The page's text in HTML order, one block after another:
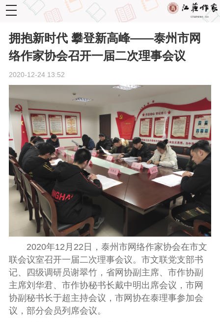
toggle
navigation
拥抱新时代 攀登新高峰——泰州市网
络作家协会召开一届二次理事会议
2020-12-24 13:52
2020年12 月 22 日，泰州市网络作家协会在市文
联会议室召开一届二次理事会议 。 市文联党支部书
记、四级调研员谢翠竹，省网协副主席、市作协副
主席刘华君、 市作协秘书长戴中明出席会议，市网
协副秘书长于超主持会议，市网协在泰理事参加会
议 ，部分会员列席会议 。